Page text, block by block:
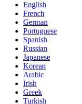
English
French
German
Portuguese
Spanish
Russian
Japanese
Korean
Arabic
Irish
Greek
Turkish